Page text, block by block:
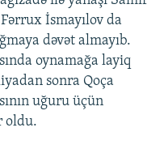
İsmayılov da
dəvət almayıb.
oynamağa layiq
sonra Qoça
uğuru üçün
oldu.